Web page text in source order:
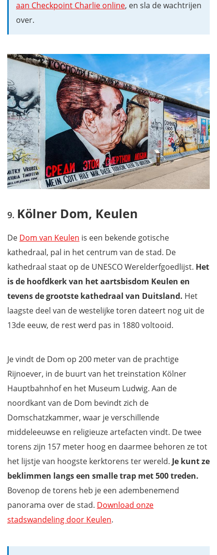
aan Checkpoint Charlie online, en sla de wachtrijen
over.
Kölner Dom, Keulen
De Dom van Keulen is een bekende gotische
kathedraal, pal in het centrum van de stad. De
kathedraal staat op de UNESCO Werelderfgoedlijst. Het
is de hoofdkerk van het aartsbisdom Keulen en
tevens de grootste kathedraal van Duitsland. Het
laagste deel van de westelijke toren dateert nog uit de
13de eeuw, de rest werd pas in 1880 voltooid.
Je vindt de Dom op 200 meter van de prachtige
Rijnoever, in de buurt van het treinstation Kölner
Hauptbahnhof en het Museum Ludwig. Aan de
noordkant van de Dom bevindt zich de
Domschatzkammer, waar je verschillende
middeleeuwse en religieuze artefacten vindt. De twee
torens zijn 157 meter hoog en daarmee behoren ze tot
het lijstje van hoogste kerktorens ter wereld. Je kunt ze
beklimmen langs een smalle trap met 500 treden.
Bovenop de torens heb je een adembenemend
panorama over de stad. Download onze
stadswandeling door Keulen.